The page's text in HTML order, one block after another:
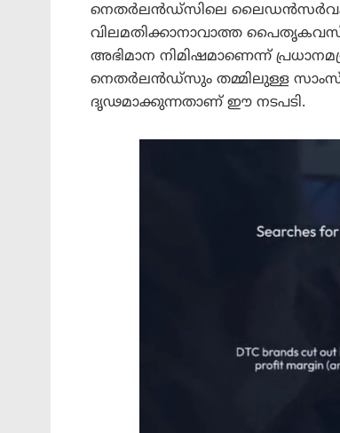
നെതർലൻഡ്‌സിലെ
വിലമതിക്കാനാവാത്ത
അഭിമാന നിമിഷമാണെന്ന്
നെതർലൻഡ്‌സും തമ്മിലുള്ള
ദൃഢമാക്കുന്നതാണ് ഈ നടപടി.